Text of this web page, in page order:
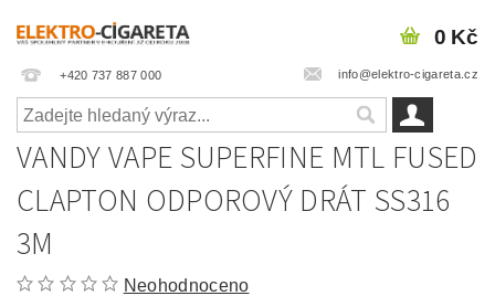
+420 737 887 000 info@elektro-cigareta.cz
0 Kč
VANDY VAPE SUPERFINE MTL FUSED
CLAPTON ODPOROVÝ DRÁT SS316
3M
Neohodnoceno